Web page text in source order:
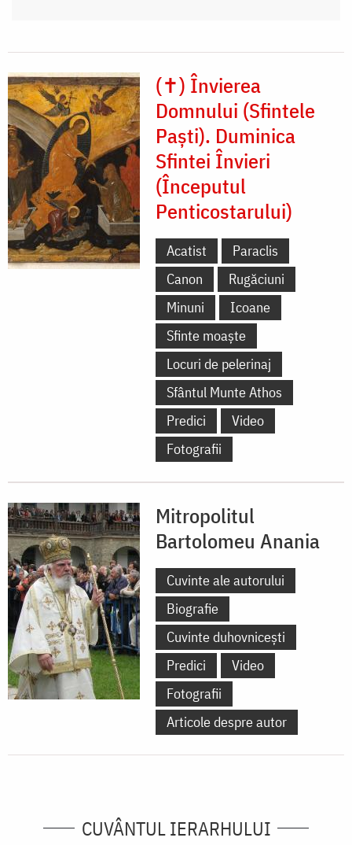
(✝) Învierea
Domnului (Sfintele
Paști). Duminica
Sfintei Învieri
(Începutul
Penticostarului)
Acatist
Paraclis
Canon
Rugăciuni
Minuni
Icoane
Sfinte moaște
Locuri de pelerinaj
Sfântul Munte Athos
Predici
Video
Fotografii
Mitropolitul
Bartolomeu Anania
Cuvinte ale autorului
Biografie
Cuvinte duhovnicești
Predici
Video
Fotografii
Articole despre autor
CUVÂNTUL IERARHULUI